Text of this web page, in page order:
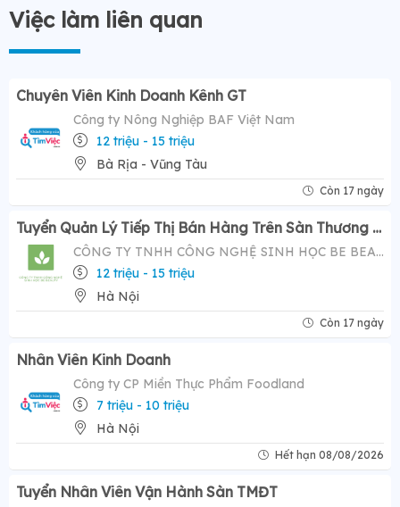
Việc làm liên quan
Chuyên Viên Kinh Doanh Kênh GT
Công ty Nông Nghiệp BAF Việt Nam
12 triệu - 15 triệu
Bà Rịa - Vũng Tàu
Còn 17 ngày
Tuyển Quản Lý Tiếp Thị Bán Hàng Trên Sàn Thương Mại Điện Tử ( Tiktok Shop)- Mức Lương Hấp Dẫn 12-20 Triệu
CÔNG TY TNHH CÔNG NGHỆ SINH HỌC BE BEAUTY
12 triệu - 15 triệu
Hà Nội
Còn 17 ngày
Nhân Viên Kinh Doanh
Công ty CP Miền Thực Phẩm Foodland
7 triệu - 10 triệu
Hà Nội
Hết hạn 08/08/2026
Tuyển Nhân Viên Vận Hành Sàn TMĐT